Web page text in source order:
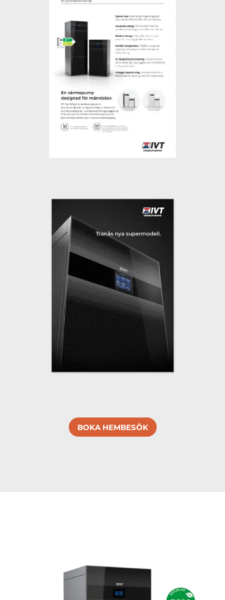
BOKA HEMBESÖK